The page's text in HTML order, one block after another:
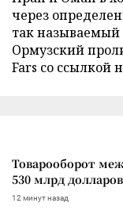
через
так
Ормузский
Fars со ссылкой
Товарооборот
530 млрд долларов
12 минут назад